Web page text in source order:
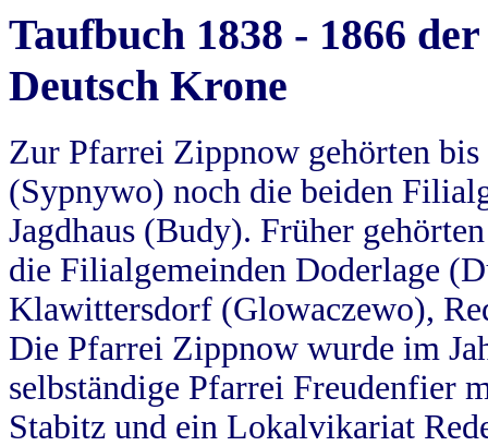
Taufbuch 1838 - 1866
Deutsch Krone
Zur Pfarrei Zippnow gehörten
(Sypnywo) noch die beiden
Jagdhaus (Budy). Früher
die Filialgemeinden Doderlage
Klawittersdorf (Glowaczewo),
Die Pfarrei Zippnow wurde im
selbständige Pfarrei Freudenfier
Stabitz und ein Lokalvikariat